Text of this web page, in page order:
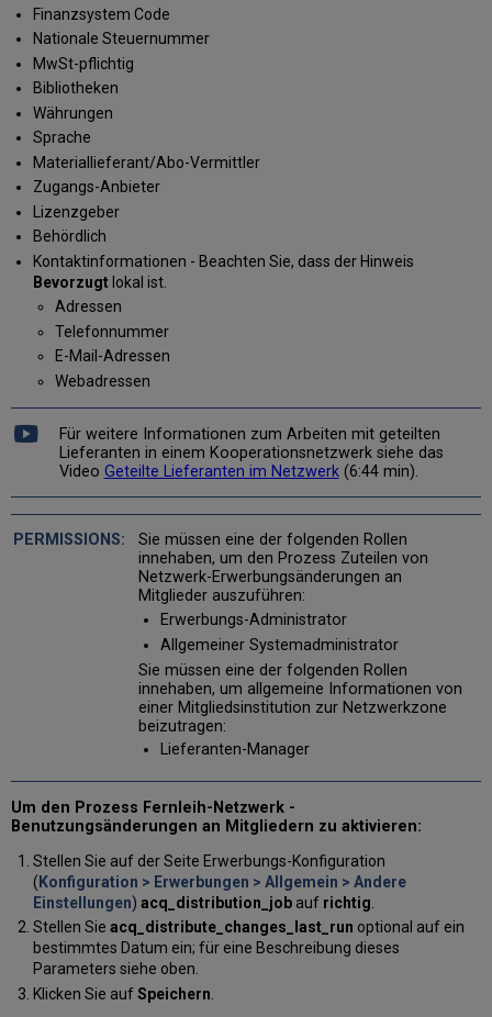
Finanzsystem Code
Nationale Steuernummer
MwSt-pflichtig
Bibliotheken
Währungen
Sprache
Materiallieferant/Abo-Vermittler
Zugangs-Anbieter
Lizenzgeber
Behördlich
Kontaktinformationen - Beachten Sie, dass der Hinweis
Bevorzugtlokal ist.
Adressen
Telefonnummer
E-Mail-Adressen
Webadressen
Für weitere Informationen zum Arbeiten mit geteilten
Lieferanten in einem Kooperationsnetzwerk siehe das
Video Geteilte Lieferanten im Netzwerk(6:44 min).
Sie müssen eine der folgenden Rollen
innehaben, um den Prozess Zuteilen von
Netzwerk-Erwerbungsänderungen an
Mitglieder auszuführen:
Erwerbungs-Administrator
Allgemeiner Systemadministrator
Sie müssen eine der folgenden Rollen
innehaben, um allgemeine Informationen von
einer Mitgliedsinstitution zur Netzwerkzone
beizutragen:
Lieferanten-Manager
Um den Prozess Fernleih-Netzwerk -
Benutzungsänderungen an Mitgliedern zu aktivieren:
Stellen Sie auf der Seite Erwerbungs-Konfiguration
( Konfiguration > Erwerbungen > Allgemein > Andere
Einstellungen) acq_distribution_jobauf richtig
Stellen Sie acq_distribute_changes_last_run optional auf ein
bestimmtes Datum ein; für eine Beschreibung dieses
Parameters siehe oben.
Klicken Sie aufSpeichern